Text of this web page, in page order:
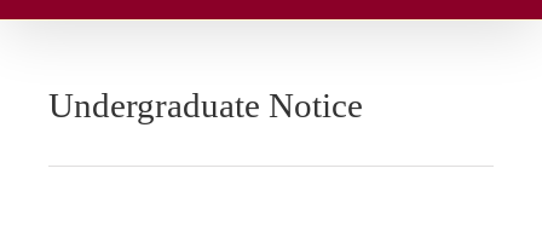
뛰
Undergraduate Notice